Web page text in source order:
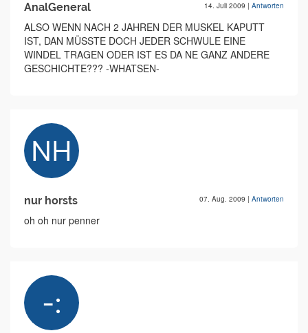
AnalGeneral 14. Juli 2009 | Antworten
ALSO WENN NACH 2 JAHREN DER MUSKEL KAPUTT
IST, DAN MÜSSTE DOCH JEDER SCHWULE EINE
WINDEL TRAGEN ODER IST ES DA NE GANZ ANDERE
GESCHICHTE??? -WHATSEN-
nur horsts 07. Aug. 2009 | Antworten
oh oh nur penner